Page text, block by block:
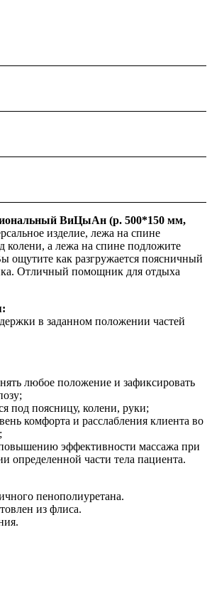
ВиЦыАн (р. 500*150 мм,
изделие, лежа на спине
колени, а лежа на спине подложите
ощутите как разгружается поясничный
Отличный помощник для отдыха
в заданном положении частей
любое положение и зафиксировать
под поясницу, колени, руки;
комфорта и расслабления клиента во
эффективности массажа при
определенной части тела пациента.
пенополиуретана.
из флиса.